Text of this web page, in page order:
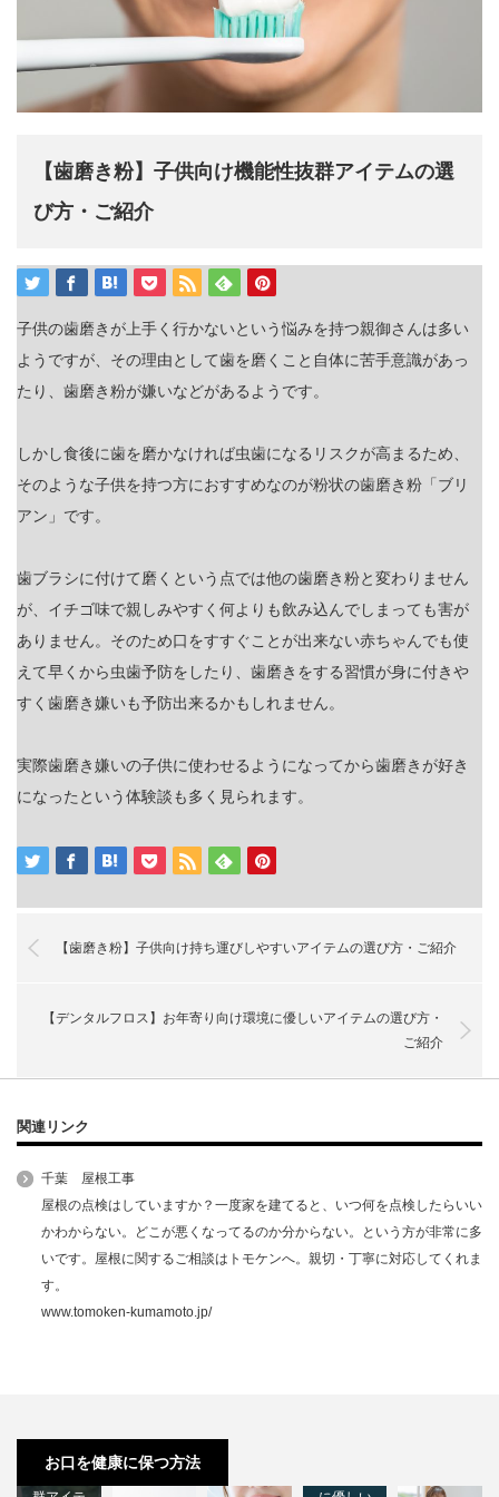
【歯磨き粉】子供向け機能性抜群アイテムの選
び方・ご紹介
子供の歯磨きが上手く行かないという悩みを持つ親御さんは多い
ようですが、その理由として歯を磨くこと自体に苦手意識があっ
たり、歯磨き粉が嫌いなどがあるようです。
しかし食後に歯を磨かなければ虫歯になるリスクが高まるため、
そのような子供を持つ方におすすめなのが粉状の歯磨き粉「ブリ
アン」です。
歯ブラシに付けて磨くという点では他の歯磨き粉と変わりません
が、イチゴ味で親しみやすく何よりも飲み込んでしまっても害が
ありません。そのため口をすすぐことが出来ない赤ちゃんでも使
えて早くから虫歯予防をしたり、歯磨きをする習慣が身に付きや
すく歯磨き嫌いも予防出来るかもしれません。
実際歯磨き嫌いの子供に使わせるようになってから歯磨きが好き
になったという体験談も多く見られます。
【歯磨き粉】子供向け持ち運びしやすいアイテムの選び方・ご紹介
【デンタルフロス】お年寄り向け環境に優しいアイテムの選び方・
ご紹介
関連リンク
千葉 屋根工事
屋根の点検はしていますか？一度家を建てると、いつ何を点検したらいい
かわからない。どこが悪くなってるのか分からない。という方が非常に多
いです。屋根に関するご相談はトモケンへ。親切・丁寧に対応してくれま
す。
www.tomoken-kumamoto.jp/
お口を健康に保つ方法
寄り向け
機能性抜